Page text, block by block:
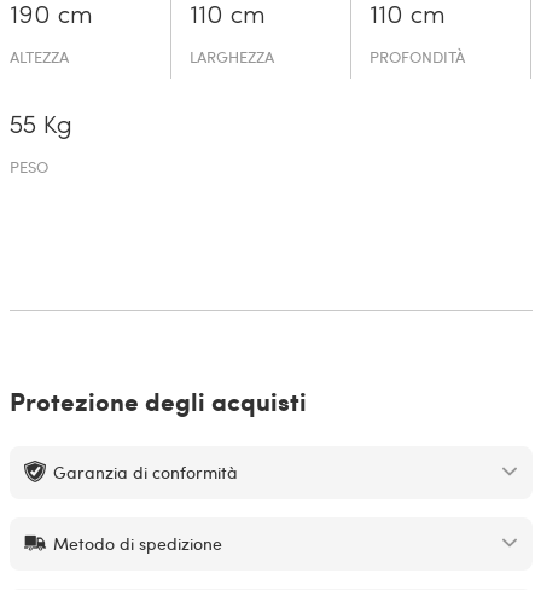
190 cm
ALTEZZA
110 cm
LARGHEZZA
110 cm
PROFONDITÀ
55 Kg
PESO
Protezione degli acquisti
Garanzia di conformità
Metodo di spedizione